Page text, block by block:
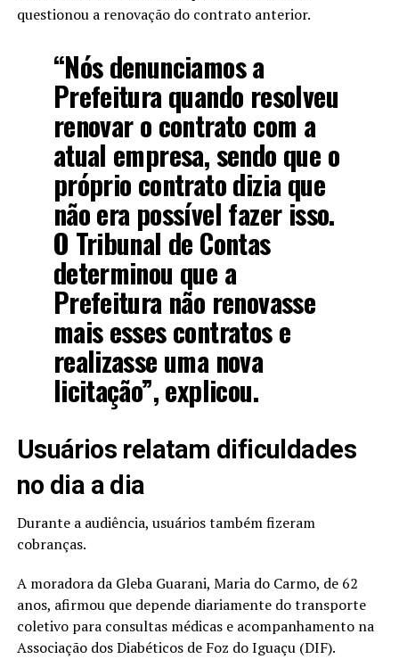
questionou a renovação do contrato anterior.
“Nós denunciamos a
Prefeitura quando resolveu
renovar o contrato com a
atual empresa, sendo que o
próprio contrato dizia que
não era possível fazer isso.
O Tribunal de Contas
determinou que a
Prefeitura não renovasse
mais esses contratos e
realizasse uma nova
licitação”, explicou.
Usuários relatam dificuldades
no dia a dia
Durante a audiência, usuários também fizeram
cobranças.
A moradora da Gleba Guarani, Maria do Carmo, de 62
anos, afirmou que depende diariamente do transporte
coletivo para consultas médicas e acompanhamento na
Associação dos Diabéticos de Foz do Iguaçu (DIF).